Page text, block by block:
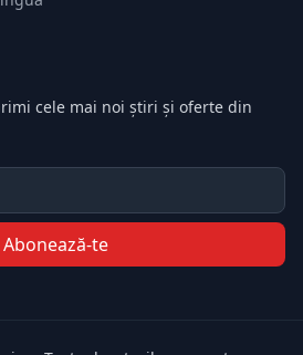
cele mai noi știri și oferte din
Abonează-te